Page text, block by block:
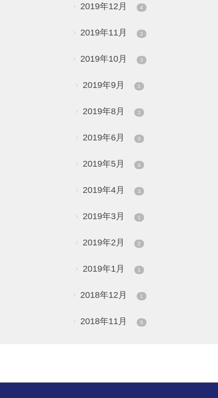
2019年12月 4
2019年11月 2
2019年10月 3
2019年9月 1
2019年8月 2
2019年6月 3
2019年5月 4
2019年4月 3
2019年3月 1
2019年2月 2
2019年1月 1
2018年12月 1
2018年11月 5